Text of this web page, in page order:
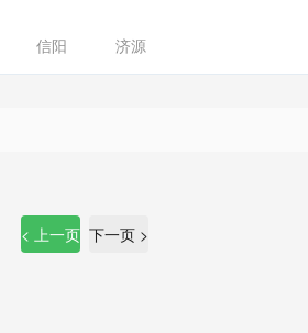
信阳 济源
< 上一页 下一页 >